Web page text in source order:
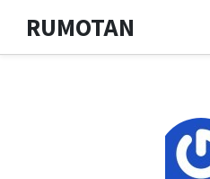
RUMOTAN